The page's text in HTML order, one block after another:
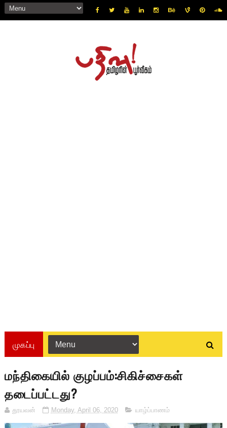
முகப்பு
மந்திகையில் குழப்பம்:சிகிச்சைகள்
தடைப்பட்டது?
தூயவன் Monday, April 06, 2020 யாழ்ப்பாணம்